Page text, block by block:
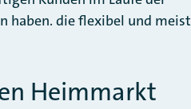
haben. die flexibel und meist
Heimmarkt